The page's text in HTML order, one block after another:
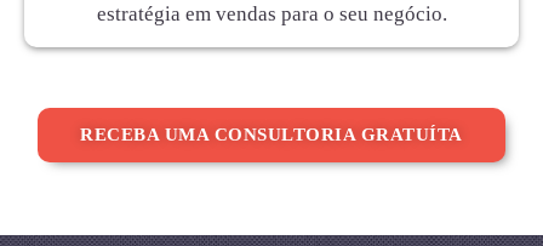
estratégia em vendas para o seu negócio.
RECEBA UMA CONSULTORIA GRATUÍTA